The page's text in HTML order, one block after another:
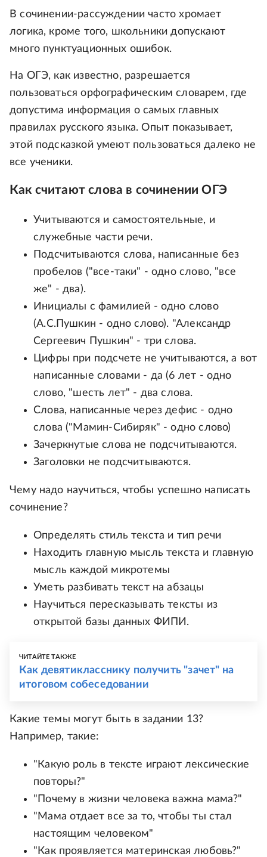
В сочинении-рассуждении часто хромает
логика, кроме того, школьники допускают
много пунктуационных ошибок.
На ОГЭ, как известно, разрешается
пользоваться орфографическим словарем, где
допустима информация о самых главных
правилах русского языка. Опыт показывает,
этой подсказкой умеют пользоваться далеко не
все ученики.
Как считают слова в сочинении ОГЭ
Учитываются и самостоятельные, и
служебные части речи.
Подсчитываются слова, написанные без
пробелов ("все-таки" - одно слово, "все
же" - два).
Инициалы с фамилией - одно слово
(А.С.Пушкин - одно слово). "Александр
Сергеевич Пушкин" - три слова.
Цифры при подсчете не учитываются, а вот
написанные словами - да (6 лет - одно
слово, "шесть лет" - два слова.
Слова, написанные через дефис - одно
слова ("Мамин-Сибиряк" - одно слово)
Зачеркнутые слова не подсчитываются.
Заголовки не подсчитываются.
Чему надо научиться, чтобы успешно написать
сочинение?
Определять стиль текста и тип речи
Находить главную мысль текста и главную
мысль каждой микротемы
Уметь разбивать текст на абзацы
Научиться пересказывать тексты из
открытой базы данных ФИПИ.
ЧИТАЙТЕ ТАКЖЕ
Как девятикласснику получить "зачет" на
итоговом собеседовании
Какие темы могут быть в задании 13?
Например, такие:
"Какую роль в тексте играют лексические
повторы?"
"Почему в жизни человека важна мама?"
"Мама отдает все за то, чтобы ты стал
настоящим человеком"
"Как проявляется материнская любовь?"